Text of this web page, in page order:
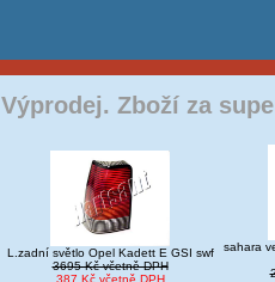
Výprodej. Zboží za
L.zadní světlo Opel Kadett E GSI swf
3695 Kč včetně DPH
387 Kč včetně DPH
sahara